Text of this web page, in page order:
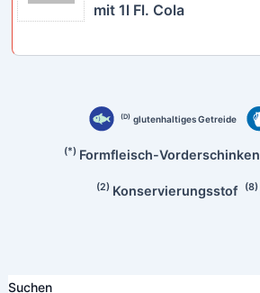
mit 1l Fl. Cola
D glutenhaltiges Getreide
* Formfleisch-Vorderschinken
2 Konservierungsstof 8
Suchen